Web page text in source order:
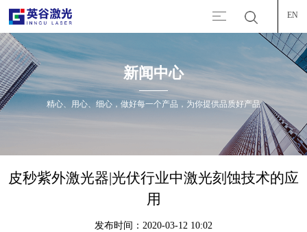
EN
新闻中心
精心、用心、细心，做好每一个产品，为你提供品质好产品
皮秒紫外激光器|光伏行业中激光刻蚀技术的应
用
发布时间：2020-03-12 10:02